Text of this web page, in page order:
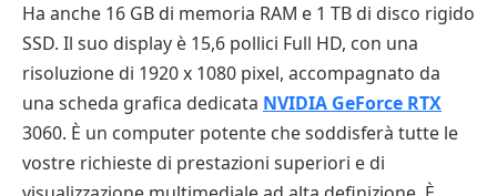
Ha anche 16 GB di memoria RAM e 1 TB di disco rigido
SSD. Il suo display è 15,6 pollici Full HD, con una
risoluzione di 1920 x 1080 pixel, accompagnato da
una scheda grafica dedicata NVIDIA GeForce RTX
3060. È un computer potente che soddisferà tutte le
vostre richieste di prestazioni superiori e di